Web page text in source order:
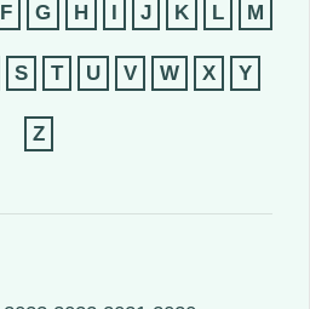
F G H I J K L M
S T U V W X Y
Z